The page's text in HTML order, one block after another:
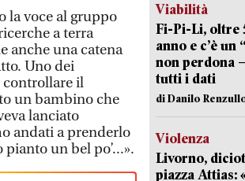
la voce al gruppo
a terra
anche una catena
Uno dei
controllare il
un bambino che
lanciato
andati a prenderlo
un bel po’...».
Viabilità
Fi-Pi-Li, oltre
anno e c’è un
non perdona
tutti i dati
di Danilo
Violenza
Livorno,
piazza Attias: